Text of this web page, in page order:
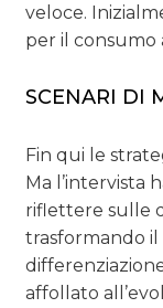
veloce.
per il consumo
SCENARI DI
Fin qui le
Ma l’intervista
riflettere sulle
trasformando
affollato